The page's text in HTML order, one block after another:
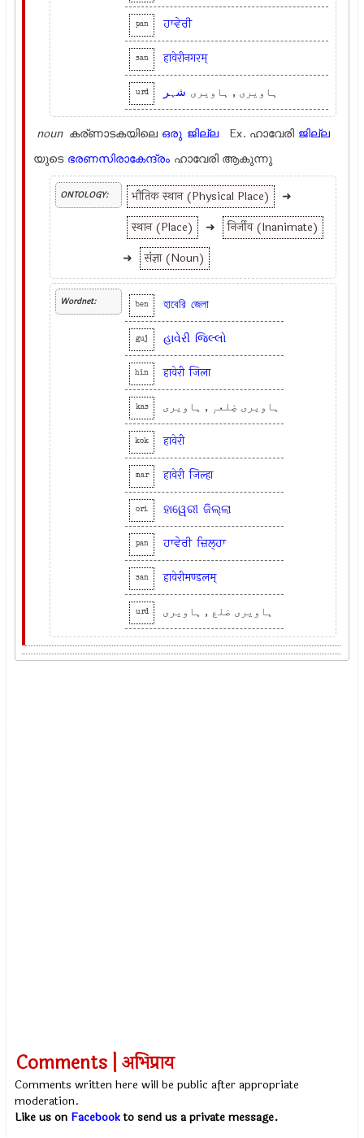
pan ਹਾਵੇਰੀ
san हावेरीनगरम्
urd ہاویری , ہاویری شہر
noun കര്ണാടകയിലെ ഒരു ജില്ല Ex. ഹാവേരി ജില്ല
യുടെ ഭരണസിരാകേന്ദ്രം ഹാവേരി ആകുന്നു
ONTOLOGY: भौतिक स्थान (Physical Place)
➜
स्थान (Place)
➜
निर्जीव (Inanimate)
➜
संज्ञा (Noun)
Wordnet: ben হাবেরি জেলা
guj હાવેરી જિલ્લો
hin हावेरी जिला
kas ہاویری ضِلعہٕ , ہاویری
kok हावेरी
mar हावेरी जिल्हा
ori ହାୱେରୀ ଜିଲ୍ଲା
pan ਹਾਵੇਰੀ ਜ਼ਿਲ੍ਹਾ
san हावेरीमण्डलम्
urd ہاویری ضلع , ہاویری
Comments | अभिप्राय
Comments written here will be public after appropriate
moderation.
Like us on Facebookto send us a private message.